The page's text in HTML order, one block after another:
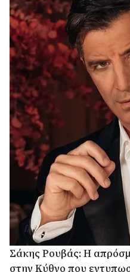
Σάκης Ρουβάς: Η
στην Κύθνο που